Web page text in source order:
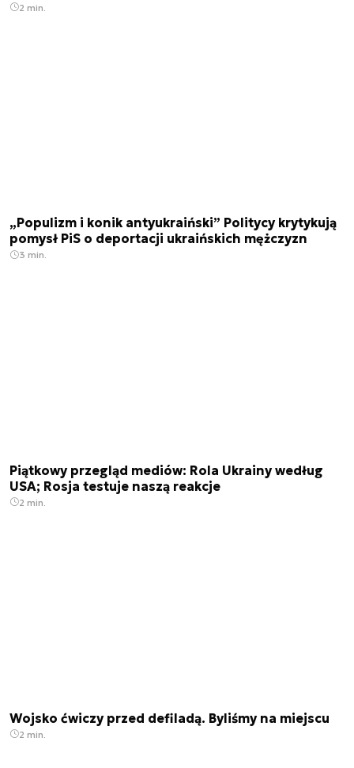
2 min.
„Populizm i konik antyukraiński” Politycy krytykują
pomysł PiS o deportacji ukraińskich mężczyzn
3 min.
Piątkowy przegląd mediów: Rola Ukrainy według
USA; Rosja testuje naszą reakcje
2 min.
Wojsko ćwiczy przed defiladą. Byliśmy na miejscu
2 min.